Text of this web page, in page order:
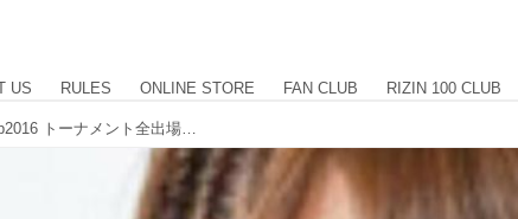
US RULES ONLINE STORE FAN CLUB RIZIN 100 CLUB